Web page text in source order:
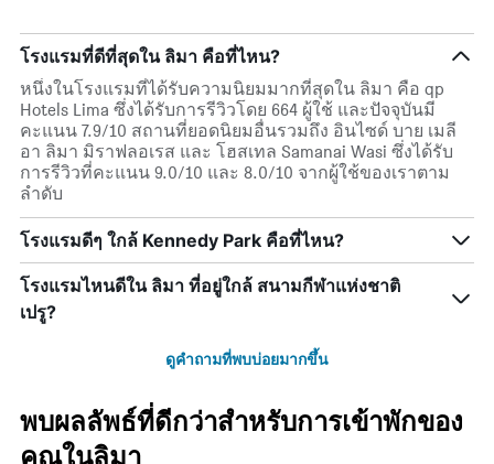
โรงแรมที่ดีที่สุดใน ลิมา คือที่ไหน?
หนึ่งในโรงแรมที่ได้รับความนิยมมากที่สุดใน ลิมา คือ qp
Hotels Lima ซึ่งได้รับการรีวิวโดย 664 ผู้ใช้ และปัจจุบันมี
คะแนน 7.9/10 สถานที่ยอดนิยมอื่นรวมถึง อินไซด์ บาย เมลี
อา ลิมา มิราฟลอเรส และ โฮสเทล Samanai Wasi ซึ่งได้รับ
การรีวิวที่คะแนน 9.0/10 และ 8.0/10 จากผู้ใช้ของเราตาม
ลำดับ
โรงแรมดีๆ ใกล้ Kennedy Park คือที่ไหน?
โรงแรมไหนดีใน ลิมา ที่อยู่ใกล้ สนามกีฬาแห่งชาติ
เปรู?
ดูคำถามที่พบบ่อยมากขึ้น
พบผลลัพธ์ที่ดีกว่าสำหรับการเข้าพักของ
คุณในลิมา